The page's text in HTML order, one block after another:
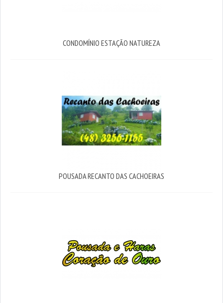
CONDOMÍNIO ESTAÇÃO NATUREZA
POUSADA RECANTO DAS CACHOEIRAS